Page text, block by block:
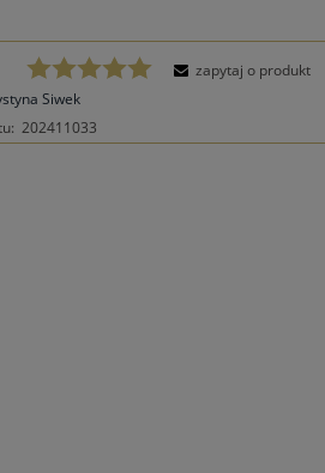
Siwek
202411033
zapytaj o produkt